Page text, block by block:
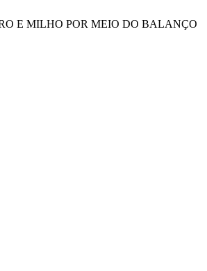
E MILHO POR MEIO DO BALANÇO